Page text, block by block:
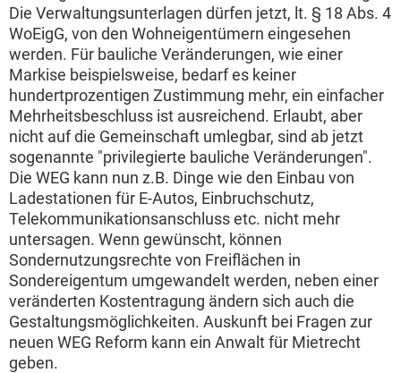
Die Verwaltungsunterlagen dürfen jetzt, lt. § 18 Abs. 4
WoEigG, von den Wohneigentümern eingesehen
werden. Für bauliche Veränderungen, wie einer
Markise beispielsweise, bedarf es keiner
hundertprozentigen Zustimmung mehr, ein einfacher
Mehrheitsbeschluss ist ausreichend. Erlaubt, aber
nicht auf die Gemeinschaft umlegbar, sind ab jetzt
sogenannte "privilegierte bauliche Veränderungen".
Die WEG kann nun z.B. Dinge wie den Einbau von
Ladestationen für E-Autos, Einbruchschutz,
Telekommunikationsanschluss etc. nicht mehr
untersagen. Wenn gewünscht, können
Sondernutzungsrechte von Freiflächen in
Sondereigentum umgewandelt werden, neben einer
veränderten Kostentragung ändern sich auch die
Gestaltungsmöglichkeiten. Auskunft bei Fragen zur
neuen WEG Reform kann ein Anwalt für Mietrecht
geben.